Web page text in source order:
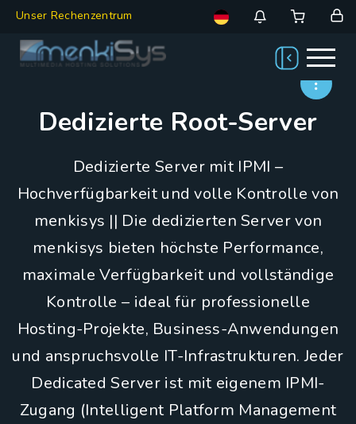
Unser Rechenzentrum
Dedizierte Root-Server
Dedizierte Server mit IPMI –
Hochverfügbarkeit und volle Kontrolle von
menkisys || Die dedizierten Server von
menkisys bieten höchste Performance,
maximale Verfügbarkeit und vollständige
Kontrolle – ideal für professionelle
Hosting-Projekte, Business-Anwendungen
und anspruchsvolle IT-Infrastrukturen. Jeder
Dedicated Server ist mit eigenem IPMI-
Zugang (Intelligent Platform Management